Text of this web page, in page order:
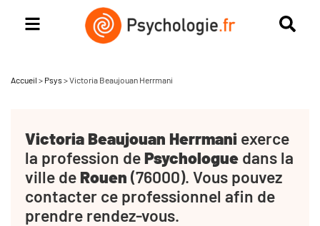
Accueil > Psys >Victoria Beaujouan Herrmani
Victoria Beaujouan Herrmani exerce
la profession dePsychologue dans la
ville de Rouen (76000). Vous pouvez
contacter ce professionnel afin de
prendre rendez-vous.